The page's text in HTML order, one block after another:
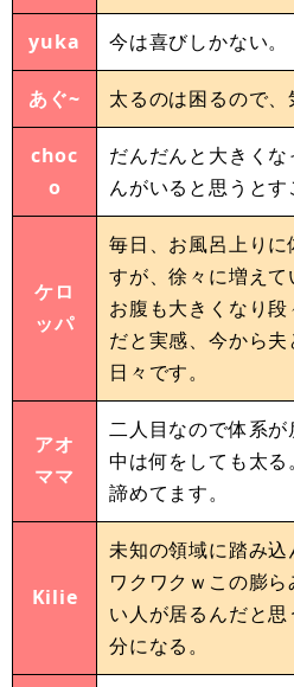
yuka 今は喜びしかない。
あぐ~ 太るのは困るので
choc
o
だんだんと大きく
んがいると思うとす
ケロ
ッパ
毎日、お風呂上り
すが、徐々に増えて
お腹も大きくなり
だと実感、今から
日々です。
アオ
ママ
二人目なので体系
中は何をしても太
諦めてます。
Kilie
未知の領域に踏み込
ワクワクｗこの膨
い人が居るんだと
分になる。